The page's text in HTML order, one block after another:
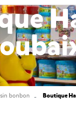
bonbon Boutique